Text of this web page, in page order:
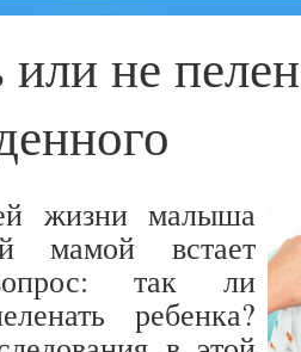
не
жизни малыша
мамой встает
так ли
ребенка?